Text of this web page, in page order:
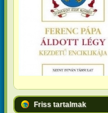
Friss tartalmak